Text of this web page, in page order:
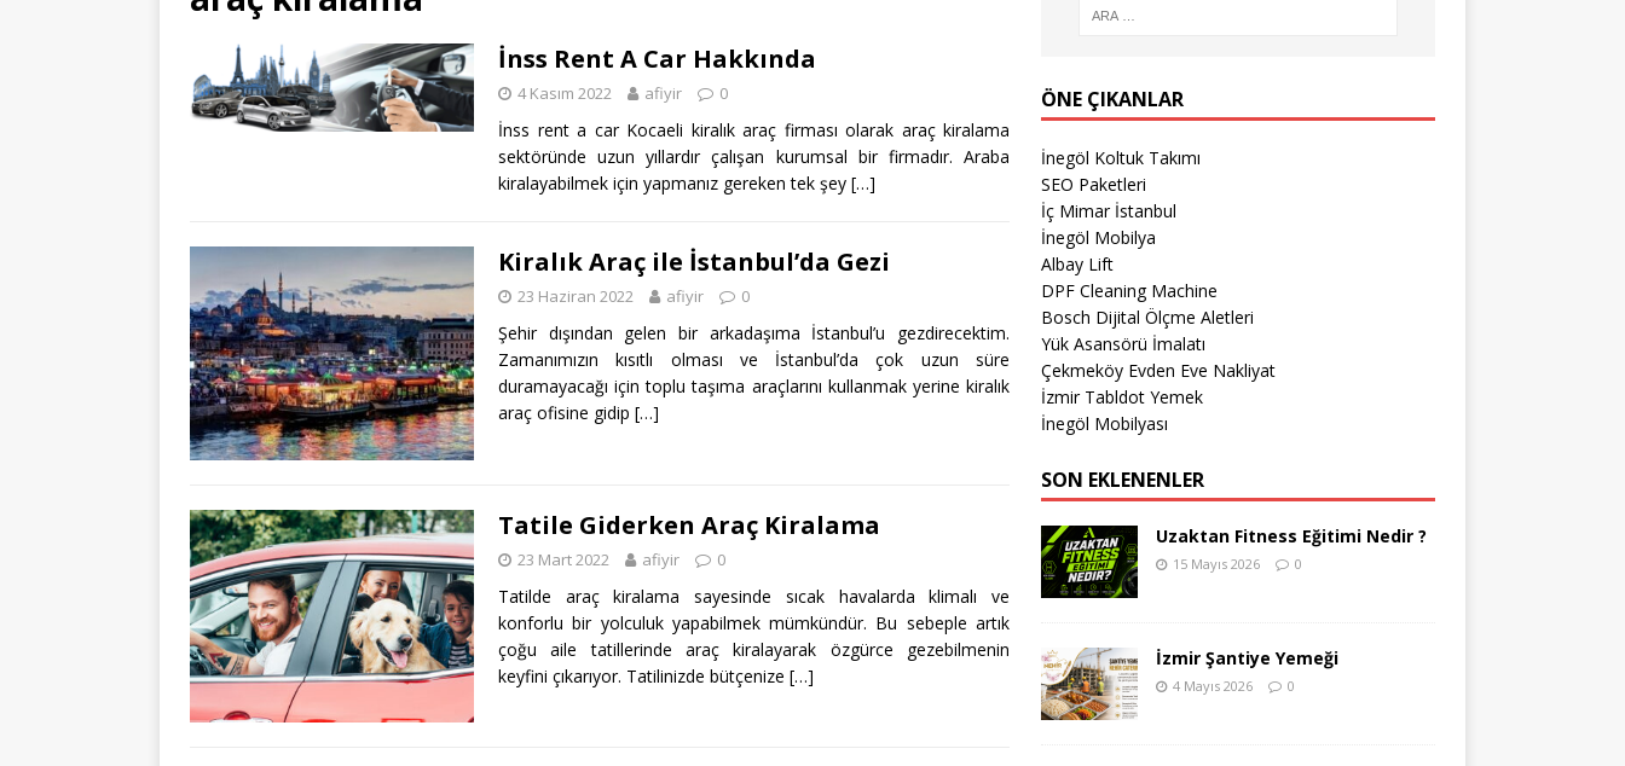
İnss Rent A Car Hakkında
4 Kasım 2022 afiyir 0
İnss rent a car Kocaeli kiralık araç firması olarak araç kiralama
sektöründe uzun yıllardır çalışan kurumsal bir firmadır. Araba
kiralayabilmek için yapmanız gereken tek şey […]
Kiralık Araç ile İstanbul’da Gezi
23 Haziran 2022 afiyir 0
Şehir dışından gelen bir arkadaşıma İstanbul’u gezdirecektim.
Zamanımızın kısıtlı olması ve İstanbul’da çok uzun süre
duramayacağı için toplu taşıma araçlarını kullanmak yerine kiralık
araç ofisine gidip […]
Tatile Giderken Araç Kiralama
23 Mart 2022 afiyir 0
Tatilde araç kiralama sayesinde sıcak havalarda klimalı ve
konforlu bir yolculuk yapabilmek mümkündür. Bu sebeple artık
çoğu aile tatillerinde araç kiralayarak özgürce gezebilmenin
keyfini çıkarıyor. Tatilinizde bütçenize […]
ÖNE ÇIKANLAR
İnegöl Koltuk Takımı
SEO Paketleri
İç Mimar İstanbul
İnegöl Mobilya
Albay Lift
DPF Cleaning Machine
Bosch Dijital Ölçme Aletleri
Yük Asansörü İmalatı
Çekmeköy Evden Eve Nakliyat
İzmir Tabldot Yemek
İnegöl Mobilyası
SON EKLENENLER
Uzaktan Fitness Eğitimi Nedir ?
15 Mayıs 2026 0
İzmir Şantiye Yemeği
4 Mayıs 2026 0